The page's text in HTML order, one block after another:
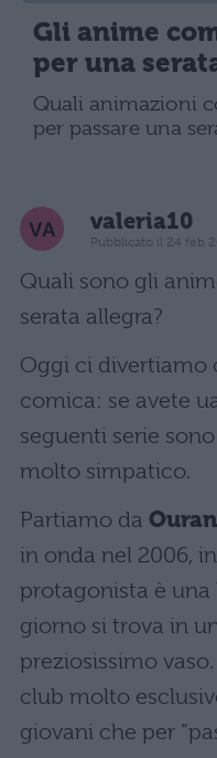
Gli anime
per una
Quali animazioni
per passare una
valeria10
Pubblicato il 24 feb
Quali sono gli
serata allegra?
Oggi ci divertiamo
comica: se avete
seguenti serie
molto simpatico.
Partiamo da
in onda nel 2006,
protagonista è
giorno si trova in
preziosissimo
club molto
giovani che per